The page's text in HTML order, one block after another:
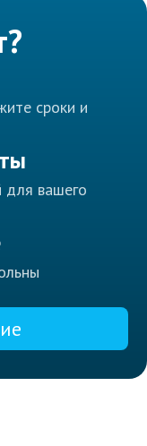
сроки и
для вашего